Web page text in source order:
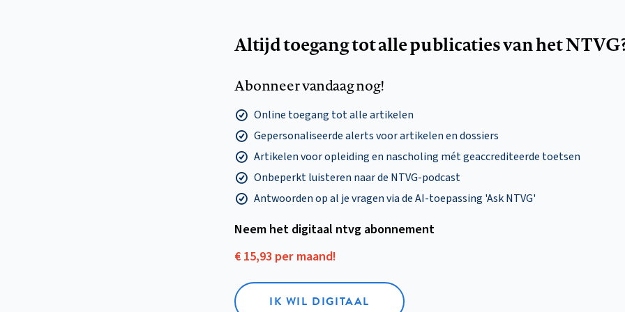
Altijd toegang tot alle publicaties van het
Abonneer vandaag nog!
Online toegang tot alle artikelen
Gepersonaliseerde alerts voor artikelen en dossiers
Artikelen voor opleiding en nascholing mét geaccrediteerde toetsen
Onbeperkt luisteren naar de NTVG-podcast
Antwoorden op al je vragen via de AI-toepassing 'Ask NTVG'
Neem het digitaal ntvg abonnement
€ 15,93 per maand!
IK WIL DIGITAAL